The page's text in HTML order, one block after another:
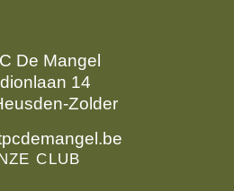
De Mangel
14
Zolder
CLUB